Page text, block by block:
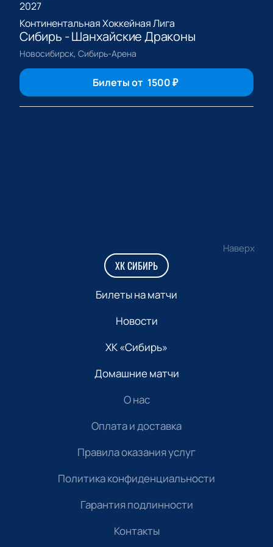
2027
Континентальная Хоккейная Лига
Сибирь - Шанхайские Драконы
Новосибирск, Сибирь-Арена
Билеты от 1500₽
Наверх
ХК СИБИРЬ
Билеты на матчи
Новости
ХК «Сибирь»
Домашние матчи
О нас
Оплата и доставка
Правила оказания услуг
Политика конфиденциальности
Гарантия подлинности
Контакты